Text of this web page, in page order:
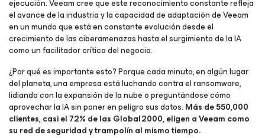
ejecución. Veeam cree que este reconocimiento constante refleja
el avance de la industria y la capacidad de adaptación de Veeam
en un mundo que está en constante evolución desde el
crecimiento de las ciberamenazas hasta el surgimiento de la IA
como un facilitador crítico del negocio.
¿Por qué es importante esto? Porque cada minuto, en algún lugar
del planeta, una empresa está luchando contra el ransomware,
lidiando con la expansión de la nube o preguntándose cómo
aprovechar la IA sin poner en peligro sus datos. Más de 550,000
clientes, casi el 72% de las Global 2000, eligen a Veeam como
su red de seguridad y trampolín al mismo tiempo.